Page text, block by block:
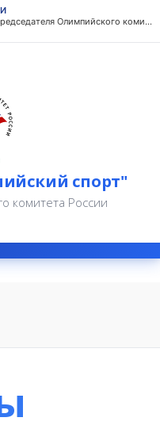
Поздравление министра спорта, председателя Олимпийского комитета России М.В. Дегтярева с Днем физкультурника
спорт"
комитета России